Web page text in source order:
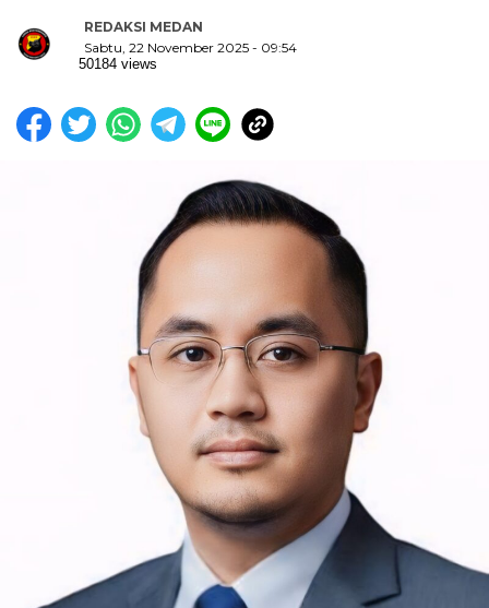
REDAKSI MEDAN
Sabtu, 22 November 2025 - 09:54
50184 views